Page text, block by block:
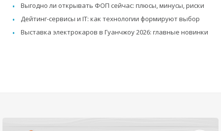
Выгодно ли открывать ФОП сейчас: плюсы, минусы, риски
Дейтинг-сервисы и IT: как технологии формируют выбор
Выставка электрокаров в Гуанчжоу 2026: главные новинки